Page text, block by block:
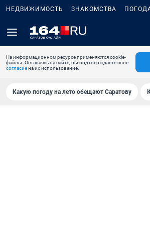
НЕДВИЖИМОСТЬ ЗНАКОМСТВА
На информационном ресурсе применяются cookie-
файлы. Оставаясь на сайте, вы подтверждаете свое
согласиена их использование.
Какую погоду на лето обещают Саратову